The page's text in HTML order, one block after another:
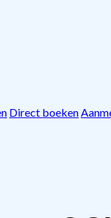
Direct boeken